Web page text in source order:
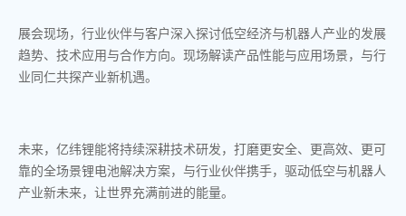
展会现场，行业伙伴与客户深入探讨低空经济与机器人产业的发展
趋势、技术应用与合作方向。现场解读产品性能与应用场景，与行
业同仁共探产业新机遇。
未来，亿纬锂能将持续深耕技术研发，打磨更安全、更高效、更可
靠的全场景锂电池解决方案，与行业伙伴携手，驱动低空与机器人
产业新未来，让世界充满前进的能量。